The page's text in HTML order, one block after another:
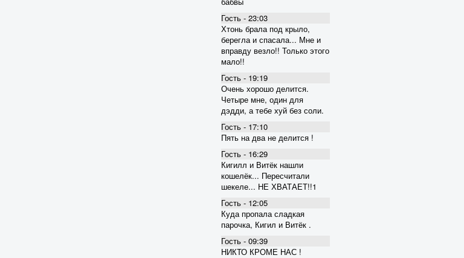
Гость - 23:03
Хтонь брала под крыло,
берегла и спасала... Мне и
вправду везло!! Только этого
мало!!
Гость - 19:19
Очень хорошо делится.
Четыре мне, один для
дэдди, а тебе хуй без соли.
Гость - 17:10
Пять на два не делится !
Гость - 16:29
Кигилл и Витёк нашли
кошелёк... Пересчитали
шекеле... НЕ ХВАТАЕТ!!1
Гость - 12:05
Куда пропала сладкая
парочка, Кигил и Витёк .
Гость - 09:39
НИКТО КРОМЕ НАС !